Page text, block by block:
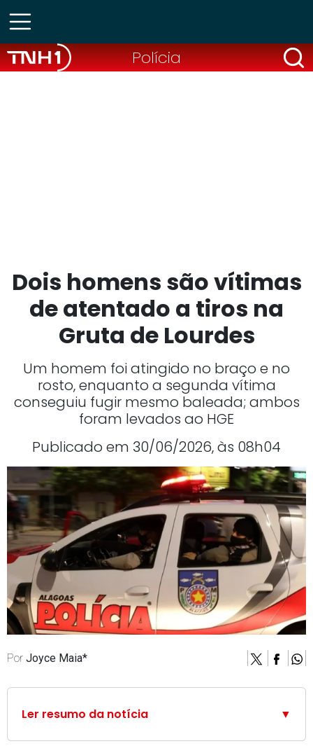
Polícia
Dois homens são vítimas
de atentado a tiros na
Gruta de Lourdes
Um homem foi atingido no braço e no
rosto, enquanto a segunda vítima
conseguiu fugir mesmo baleada; ambos
foram levados ao HGE
Publicado em 30/06/2026, às 08h04
Por Joyce Maia*
Ler resumo da notícia ▼